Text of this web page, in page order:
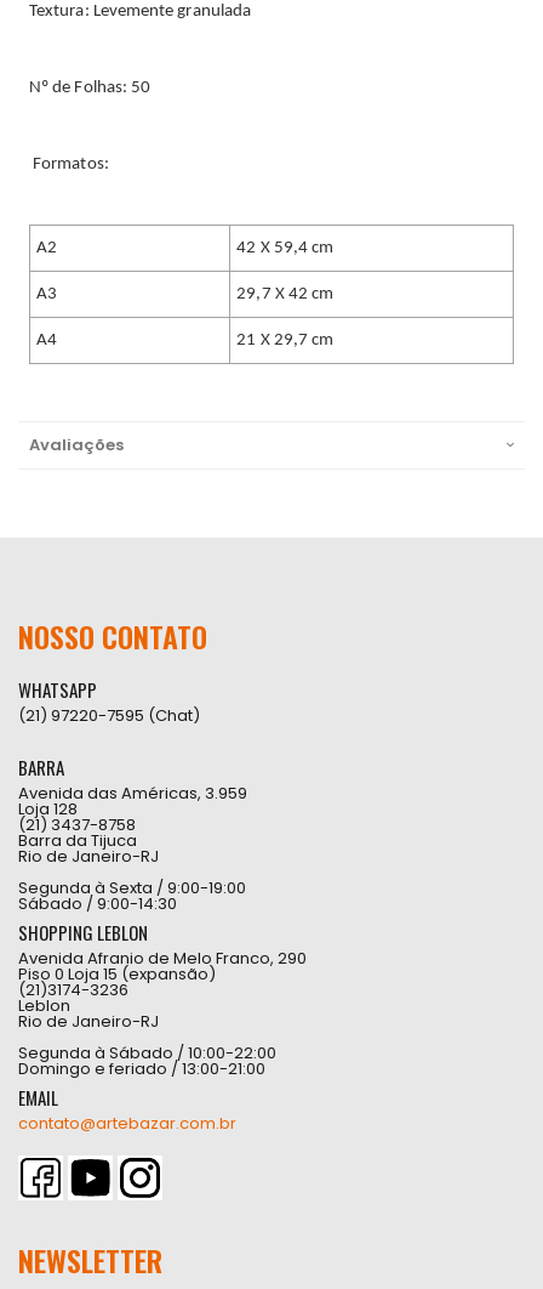
Textura: Levemente granulada
Nº de Folhas: 50
Formatos:
A2 42 X 59,4 cm
A3 29,7 X 42 cm
A4 21 X 29,7 cm
Avaliações
NOSSO CONTATO
WHATSAPP
(21) 97220-7595 (Chat)
BARRA
Avenida das Américas, 3.959
Loja 128
(21) 3437-8758
Barra da Tijuca
Rio de Janeiro-RJ
Segunda à Sexta / 9:00-19:00
Sábado / 9:00-14:30
SHOPPING LEBLON
Avenida Afranio de Melo Franco, 290
Piso 0 Loja 15 (expansão)
(21)3174-3236
Leblon
Rio de Janeiro-RJ
Segunda à Sábado / 10:00-22:00
Domingo e feriado / 13:00-21:00
EMAIL
contato@artebazar.com.br
NEWSLETTER